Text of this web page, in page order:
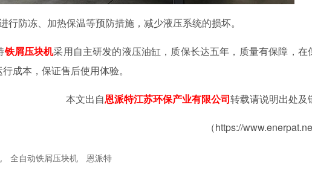
防冻、加热保温等预防措施，减少液压系统的损坏。
铁屑压块机采用自主研发的液压油缸，质保长达五年，质量有保障，在
成本，保证售后使用体验。
本文出自恩派特江苏环保产业有限公司转载请说明出处及
（https://
全自动铁屑压块机
恩派特